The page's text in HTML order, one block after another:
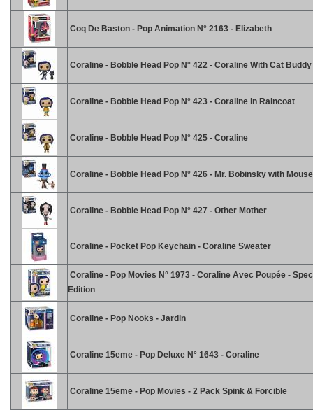
Coq De Baston - Pop Animation N° 2163 - Elizabeth
Coraline - Bobble Head Pop N° 422 - Coraline With Cat Buddy
Coraline - Bobble Head Pop N° 423 - Coraline in Raincoat
Coraline - Bobble Head Pop N° 425 - Coraline
Coraline - Bobble Head Pop N° 426 - Mr. Bobinsky with Mouse
Coraline - Bobble Head Pop N° 427 - Other Mother
Coraline - Pocket Pop Keychain - Coraline Sweater
Coraline - Pop Movies N° 1973 - Coraline Avec Poupée -
Edition
Coraline - Pop Nooks - Jardin
Coraline 15eme - Pop Deluxe N° 1643 - Coraline
Coraline 15eme - Pop Movies - 2 Pack Spink & Forcible